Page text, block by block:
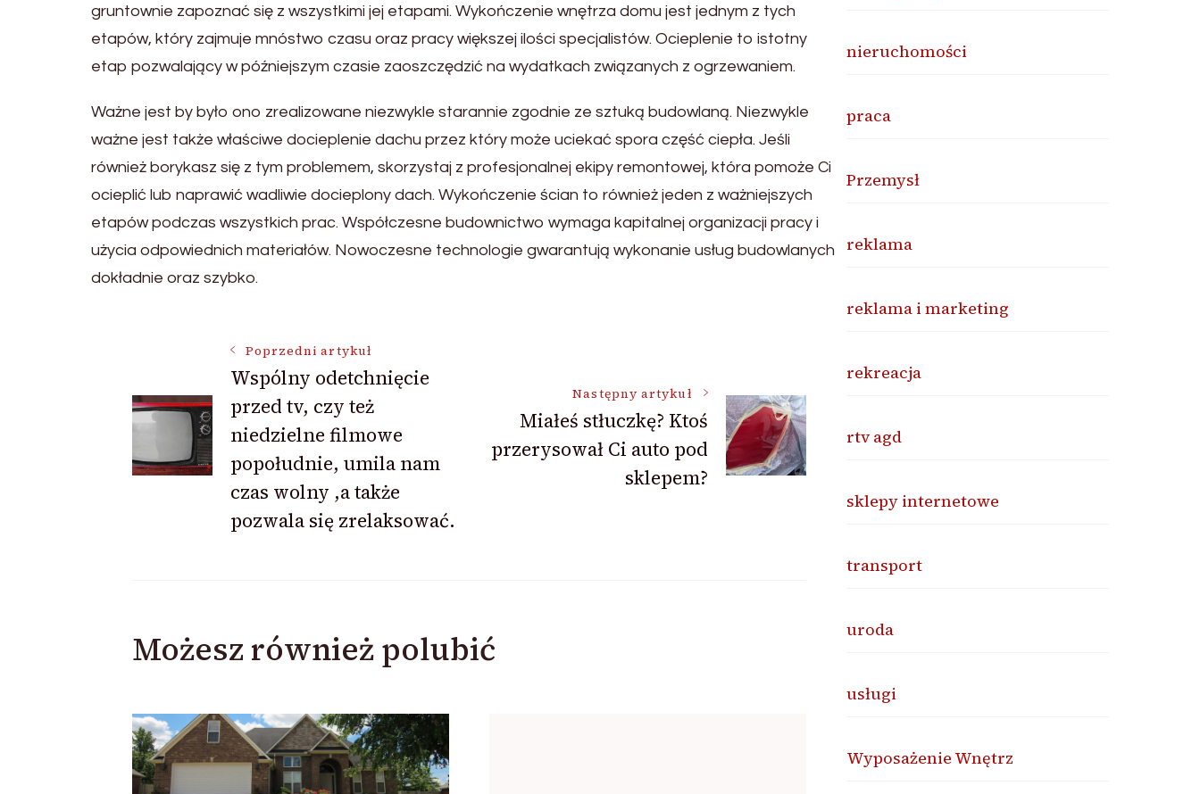
gruntownie zapoznać się z wszystkimi jej etapami. Wykończenie wnętrza domu jest jednym z tych
etapów, który zajmuje mnóstwo czasu oraz pracy większej ilości specjalistów. Ocieplenie to istotny
etap pozwalający w późniejszym czasie zaoszczędzić na wydatkach związanych z ogrzewaniem.
Ważne jest by było ono zrealizowane niezwykle starannie zgodnie ze sztuką budowlaną. Niezwykle
ważne jest także właściwe docieplenie dachu przez który może uciekać spora część ciepła. Jeśli
również borykasz się z tym problemem, skorzystaj z profesjonalnej ekipy remontowej, która pomoże Ci
ocieplić lub naprawić wadliwie docieplony dach. Wykończenie ścian to również jeden z ważniejszych
etapów podczas wszystkich prac. Współczesne budownictwo wymaga kapitalnej organizacji pracy i
użycia odpowiednich materiałów. Nowoczesne technologie gwarantują wykonanie usług budowlanych
dokładnie oraz szybko.
Nawigacja
wpisu
Poprzedni artykuł
Wspólny odetchnięcie
przed tv, czy też
niedzielne filmowe
popołudnie, umila nam
czas wolny ,a także
pozwala się zrelaksować.
Następny artykuł
Miałeś stłuczkę? Ktoś
przerysował Ci auto pod
sklepem?
Możesz również polubić
nieruchomości
praca
Przemysł
reklama
reklama i marketing
rekreacja
rtv agd
sklepy internetowe
transport
uroda
usługi
Wyposażenie Wnętrz